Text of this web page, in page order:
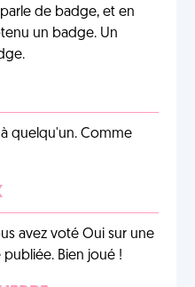
de badge, et en
un badge. Un
quelqu'un. Comme
avez voté Oui sur une
Bien joué !